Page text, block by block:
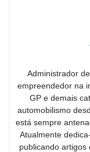
Administrador
empreendedor na
GP e demais
automobilismo
está sempre
Atualmente
publicando artigos